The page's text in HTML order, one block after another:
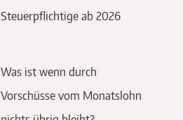
Steuerpflichtige ab 2026
Was ist wenn durch
Vorschüsse vom Monatslohn